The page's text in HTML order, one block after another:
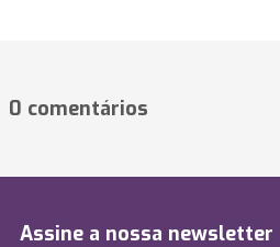
0 comentários
Assine a nossa newsletter